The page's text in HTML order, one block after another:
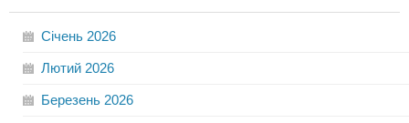
Січень 2026
Лютий 2026
Березень 2026